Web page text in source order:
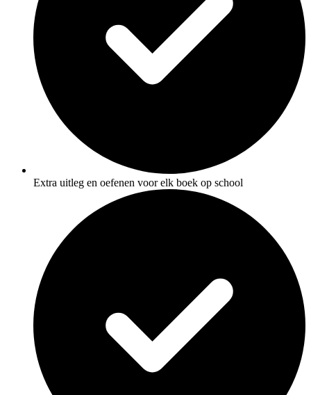
Extra uitleg en oefenen voor elk boek op school